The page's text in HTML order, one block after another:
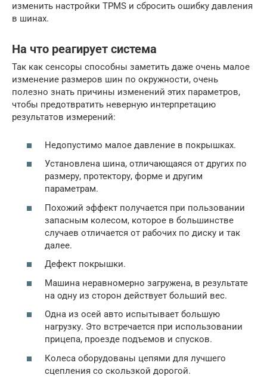
изменить настройки TPMS и сбросить ошибку давления
в шинах.
На что реагирует система
Так как сенсоры способны заметить даже очень малое
изменение размеров шин по окружности, очень
полезно знать причины изменений этих параметров,
чтобы предотвратить неверную интерпретацию
результатов измерений:
Недопустимо малое давление в покрышках.
Установлена шина, отличающаяся от других по
размеру, протектору, форме и другим
параметрам.
Похожий эффект получается при пользовании
запасным колесом, которое в большинстве
случаев отличается от рабочих по диску и так
далее.
Дефект покрышки.
Машина неравномерно загружена, в результате
на одну из сторон действует больший вес.
Одна из осей авто испытывает большую
нагрузку. Это встречается при использовании
прицепа, проезде подъемов и спусков.
Колеса оборудованы цепями для лучшего
сцепления со скользкой дорогой.